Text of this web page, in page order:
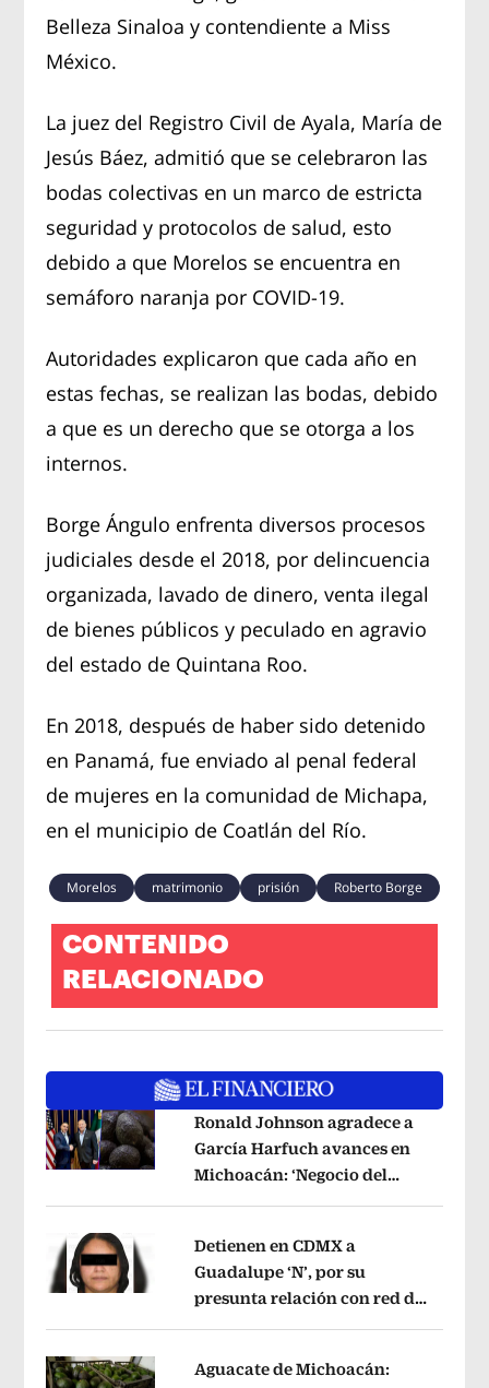
Belleza Sinaloa y contendiente a Miss
México.
La juez del Registro Civil de Ayala, María de
Jesús Báez, admitió que se celebraron las
bodas colectivas en un marco de estricta
seguridad y protocolos de salud, esto
debido a que Morelos se encuentra en
semáforo naranja por COVID-19.
Autoridades explicaron que cada año en
estas fechas, se realizan las bodas, debido
a que es un derecho que se otorga a los
internos.
Borge Ángulo enfrenta diversos procesos
judiciales desde el 2018, por delincuencia
organizada, lavado de dinero, venta ilegal
de bienes públicos y peculado en agravio
del estado de Quintana Roo.
En 2018, después de haber sido detenido
en Panamá, fue enviado al penal federal
de mujeres en la comunidad de Michapa,
en el municipio de Coatlán del Río.
Morelos matrimonio prisión Roberto Borge
CONTENIDO
RELACIONADO
Opens in new window
Ronald Johnson agradece a
García Harfuch avances en
Michoacán: ‘Negocio del
Opens in new window
Detienen en CDMX a
Guadalupe ‘N’, por su
presunta relación con red de
Aguacate de Michoacán: